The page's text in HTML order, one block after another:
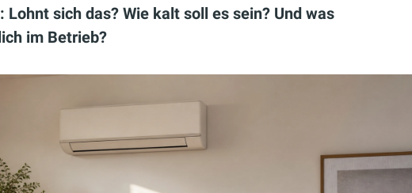
Lohnt sich das? Wie kalt soll es sein? Und was
im Betrieb?